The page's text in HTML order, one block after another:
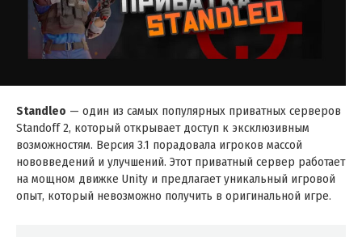
Standleo — один из самых популярных приватных серверов
Standoff 2, который открывает доступ к эксклюзивным
возможностям. Версия 3.1 порадовала игроков массой
нововведений и улучшений. Этот приватный сервер работает
на мощном движке Unity и предлагает уникальный игровой
опыт, который невозможно получить в оригинальной игре.